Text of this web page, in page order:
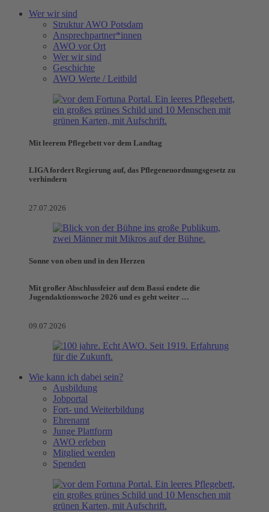
Wer wir sind
Struktur AWO Potsdam
Ansprechpartner*innen
AWO vor Ort
Wer wir sind
Geschichte
AWO Werte / Leitbild
Mit leerem Pflegebett vor dem Landtag
LIGA fordert Regierung auf, das Pflegeneuordnungsgesetz zu
verhindern
27.07.2026
Sonne von oben und in den Herzen
Mit großer Abschlussfeier auf dem Bassi endete die
Jugendaktionswoche 2026 und es geht weiter …
09.07.2026
Wie kann ich dabei sein?
Ausbildung
Jobportal
Fort- und Weiterbildung
Ehrenamt
Junge Plattform
AWO erleben
Mitglied werden
Spenden